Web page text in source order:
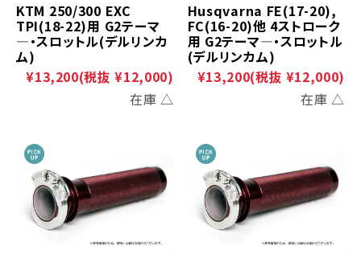
KTM 250/300 EXC
TPI(18-22)用 G2テーマ
―・スロットル(デルリンカ
ム)
¥13,200(税抜 ¥12,000)
在庫 △
Husqvarna FE(17-20),
FC(16-20)他 4ストローク
用 G2テーマ―・スロットル
(デルリンカム)
¥13,200(税抜 ¥12,000)
在庫 △